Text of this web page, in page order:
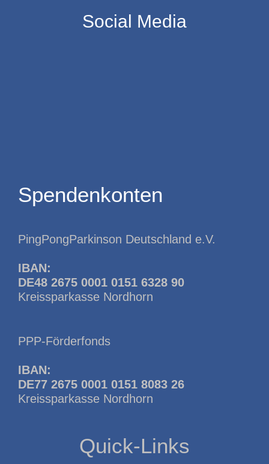
Social Media
Spendenkonten
PingPongParkinson Deutschland e.V.
IBAN:
DE48 2675 0001 0151 6328 90
Kreissparkasse Nordhorn
PPP-Förderfonds
IBAN:
DE77 2675 0001 0151 8083 26
Kreissparkasse Nordhorn
Quick-Links